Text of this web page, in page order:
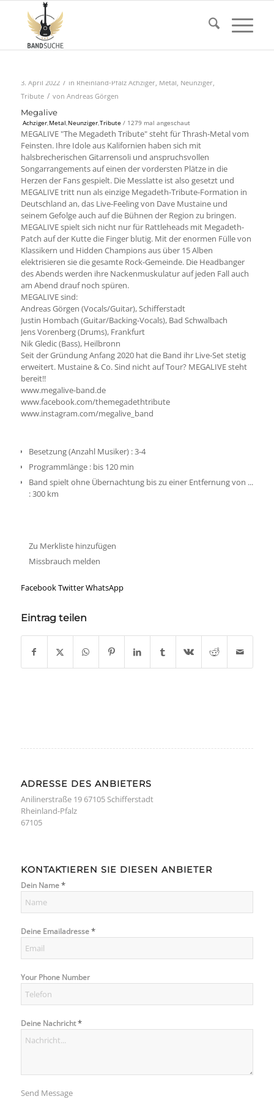
3. April 2022 / in Rheinland-Pfalz Achziger, Metal, Neunziger,
Tribute / von Andreas Görgen
Megalive
Achziger,Metal,Neunziger,Tribute / 1279 mal angeschaut
MEGALIVE "The Megadeth Tribute" steht für Thrash-Metal vom
Feinsten. Ihre Idole aus Kalifornien haben sich mit
halsbrecherischen Gitarrensoli und anspruchsvollen
Songarrangements auf einen der vordersten Plätze in die
Herzen der Fans gespielt. Die Messlatte ist also gesetzt und
MEGALIVE tritt nun als einzige Megadeth-Tribute-Formation in
Deutschland an, das Live-Feeling von Dave Mustaine und
seinem Gefolge auch auf die Bühnen der Region zu bringen.
MEGALIVE spielt sich nicht nur für Rattleheads mit Megadeth-
Patch auf der Kutte die Finger blutig. Mit der enormen Fülle von
Klassikern und Hidden Champions aus über 15 Alben
elektrisieren sie die gesamte Rock-Gemeinde. Die Headbanger
des Abends werden ihre Nackenmuskulatur auf jeden Fall auch
am Abend drauf noch spüren.
MEGALIVE sind:
Andreas Görgen (Vocals/Guitar), Schifferstadt
Justin Hombach (Guitar/Backing-Vocals), Bad Schwalbach
Jens Vorenberg (Drums), Frankfurt
Nik Gledic (Bass), Heilbronn
Seit der Gründung Anfang 2020 hat die Band ihr Live-Set stetig
erweitert. Mustaine & Co. Sind nicht auf Tour? MEGALIVE steht
bereit!!
www.megalive-band.de
www.facebook.com/themegadethtribute
www.instagram.com/megalive_band
Besetzung (Anzahl Musiker):3-4
Programmlänge: bis 120 min
Band spielt ohne Übernachtung bis zu einer Entfernung von ...
:300 km
Zu Merkliste hinzufügen
Missbrauch melden
FacebookTwitterWhatsApp
Eintrag teilen
ADRESSE DES ANBIETERS
Anilinerstraße 19 67105 Schifferstadt
Rheinland-Pfalz
67105
KONTAKTIEREN SIE DIESEN ANBIETER
Dein Name*
Deine Emailadresse*
Your Phone Number
Deine Nachricht*
Send Message